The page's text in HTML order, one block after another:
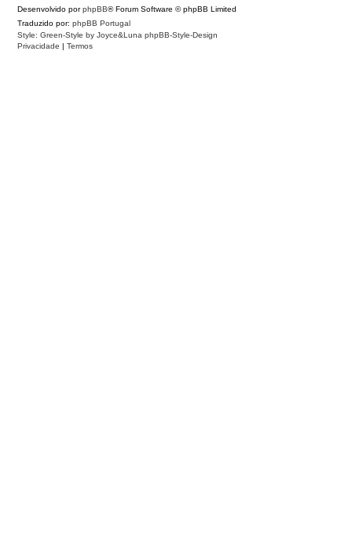
Desenvolvido porphpBB® Forum Software © phpBB Limited
Traduzido por: phpBB Portugal
Style: Green-Style by Joyce&Luna phpBB-Style-Design
Privacidade | Termos